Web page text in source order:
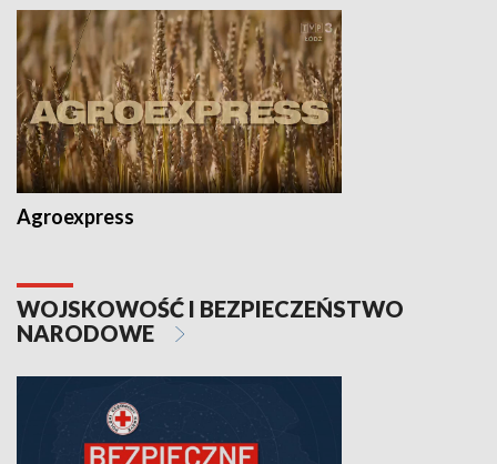
Agroexpress
WOJSKOWOŚĆ I BEZPIECZEŃSTWO
NARODOWE